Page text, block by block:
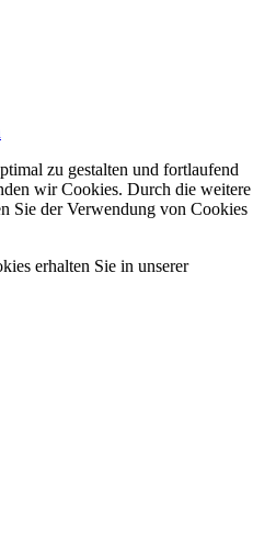
zu gestalten und fortlaufend
wir Cookies. Durch die weitere
Sie der Verwendung von Cookies
erhalten Sie in unserer